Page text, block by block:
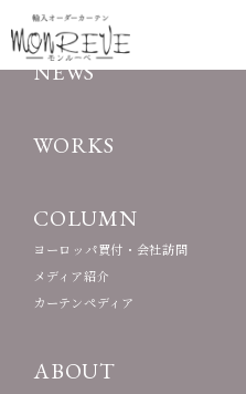
NEWS
WORKS
COLUMN
ヨーロッパ買付・会社訪問
メディア紹介
カーテンペディア
ABOUT